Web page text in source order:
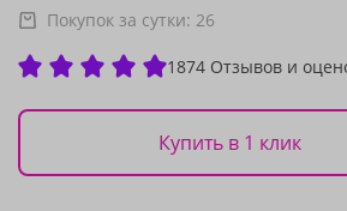
Покупок за сутки: 26
1874 Отзывов и
Купить в 1 клик